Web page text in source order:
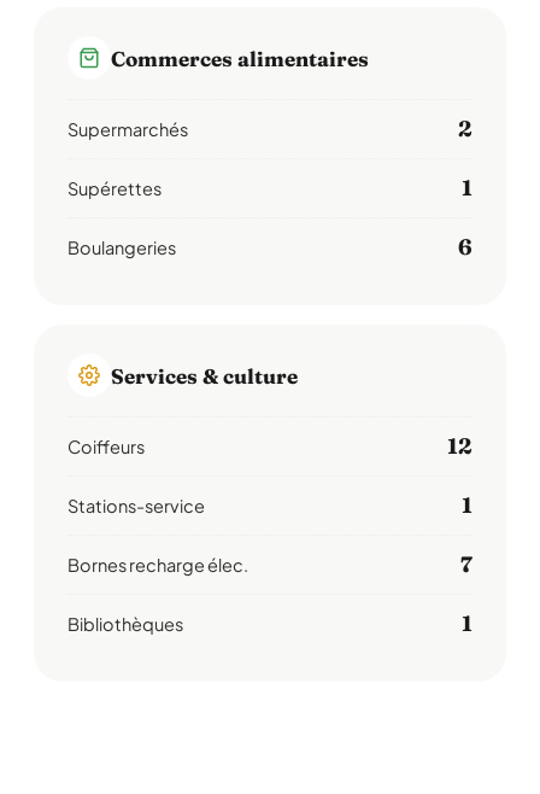
Commerces alimentaires
Supermarchés 2
Supérettes 1
Boulangeries 6
Services & culture
Coiffeurs 12
Stations-service 1
Bornes recharge élec. 7
Bibliothèques 1